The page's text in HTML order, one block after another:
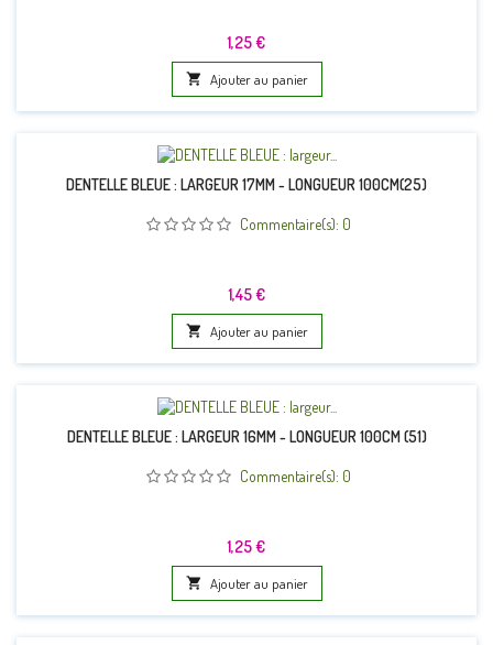
Prix
1,25 €
 Ajouter au panier
DENTELLE BLEUE : LARGEUR 17MM - LONGUEUR 100CM(25)
Commentaire(s): 0
Prix
1,45 €
 Ajouter au panier
DENTELLE BLEUE : LARGEUR 16MM - LONGUEUR 100CM (51)
Commentaire(s): 0
Prix
1,25 €
 Ajouter au panier